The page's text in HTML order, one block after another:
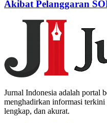
Akibat Pelanggaran
Jurnal Indonesia adalah portal
menghadirkan informasi
lengkap, dan akurat.